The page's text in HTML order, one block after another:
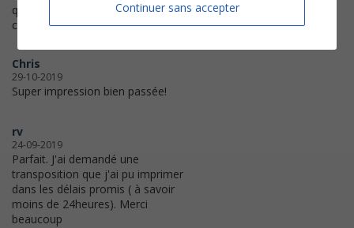
que je réimprime ma dernière
chanson en changeant la tonalité..
Chris
29-10-2019
Super impression bien passée!
rv
24-09-2019
Parfait. J'ai demandé une
transposition que j'ai pu imprimer
dans les délais promis ( à savoir
moins de 24heures). Merci
beaucoup
Continuer sans accepter